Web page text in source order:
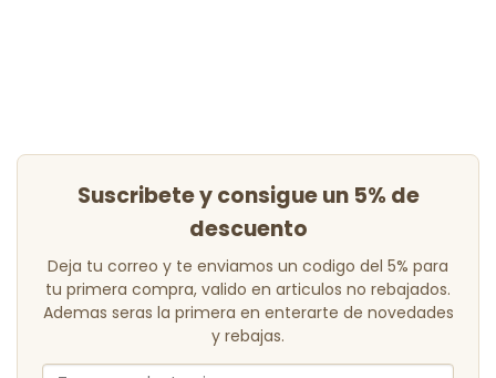
Suscribete y consigue un 5% de
descuento
Deja tu correo y te enviamos un codigo del 5% para
tu primera compra, valido en articulos no rebajados.
Ademas seras la primera en enterarte de novedades
y rebajas.